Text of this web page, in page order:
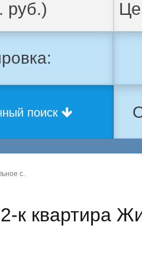
поиск
с.
к квартира